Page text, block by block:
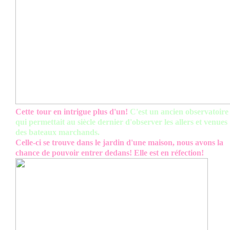
Cette tour en intrigue plus d'un! C'est un ancien observatoire
qui permettait au siècle dernier d'observer les allers et venues
des bateaux marchands.
Celle-ci se trouve dans le jardin d'une maison, nous avons la
chance de pouvoir entrer dedans! Elle est en réfection!